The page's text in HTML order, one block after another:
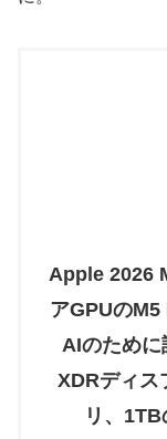
Apple 2026
アGPUのM5
AIのため
XDRディス
リ、